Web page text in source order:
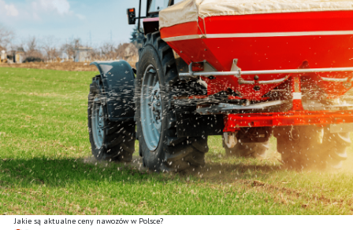
Jakie są aktualne ceny nawozów w Polsce?